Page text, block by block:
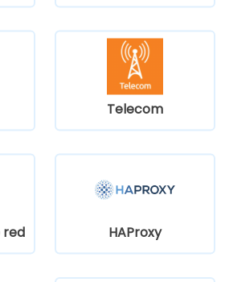
Telecom
red HAProxy